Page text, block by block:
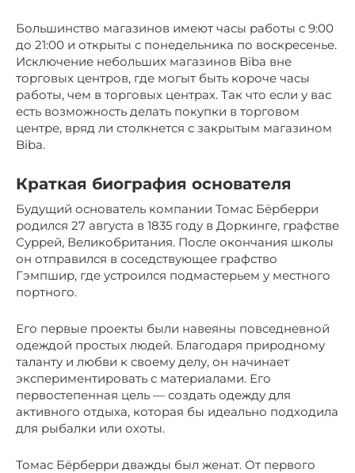
Большинство магазинов имеют часы работы с 9:00
до 21:00 и открыты с понедельника по воскресенье.
Исключение небольших магазинов Biba вне
торговых центров, где могыт быть короче часы
работы, чем в торговых центрах. Так что если у вас
есть возможность делать покупки в торговом
центре, вряд ли столкнется с закрытым магазином
Biba.
Краткая биография основателя
Будущий основатель компании Томас Бёрберри
родился 27 августа в 1835 году в Доркинге, графстве
Суррей, Великобритания. После окончания школы
он отправился в соседствующее графство
Гэмпшир, где устроился подмастерьем у местного
портного.
Его первые проекты были навеяны повседневной
одеждой простых людей. Благодаря природному
таланту и любви к своему делу, он начинает
экспериментировать с материалами. Его
первостепенная цель — создать одежду для
активного отдыха, которая бы идеально подходила
для рыбалки или охоты.
Томас Бёрберри дважды был женат. От первого